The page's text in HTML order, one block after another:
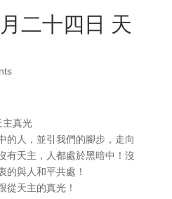
二十四日 天
主真光
的人，並引我們的腳步，走向
有天主，人都處於黑暗中！沒
的與人和平共處！
從天主的真光！